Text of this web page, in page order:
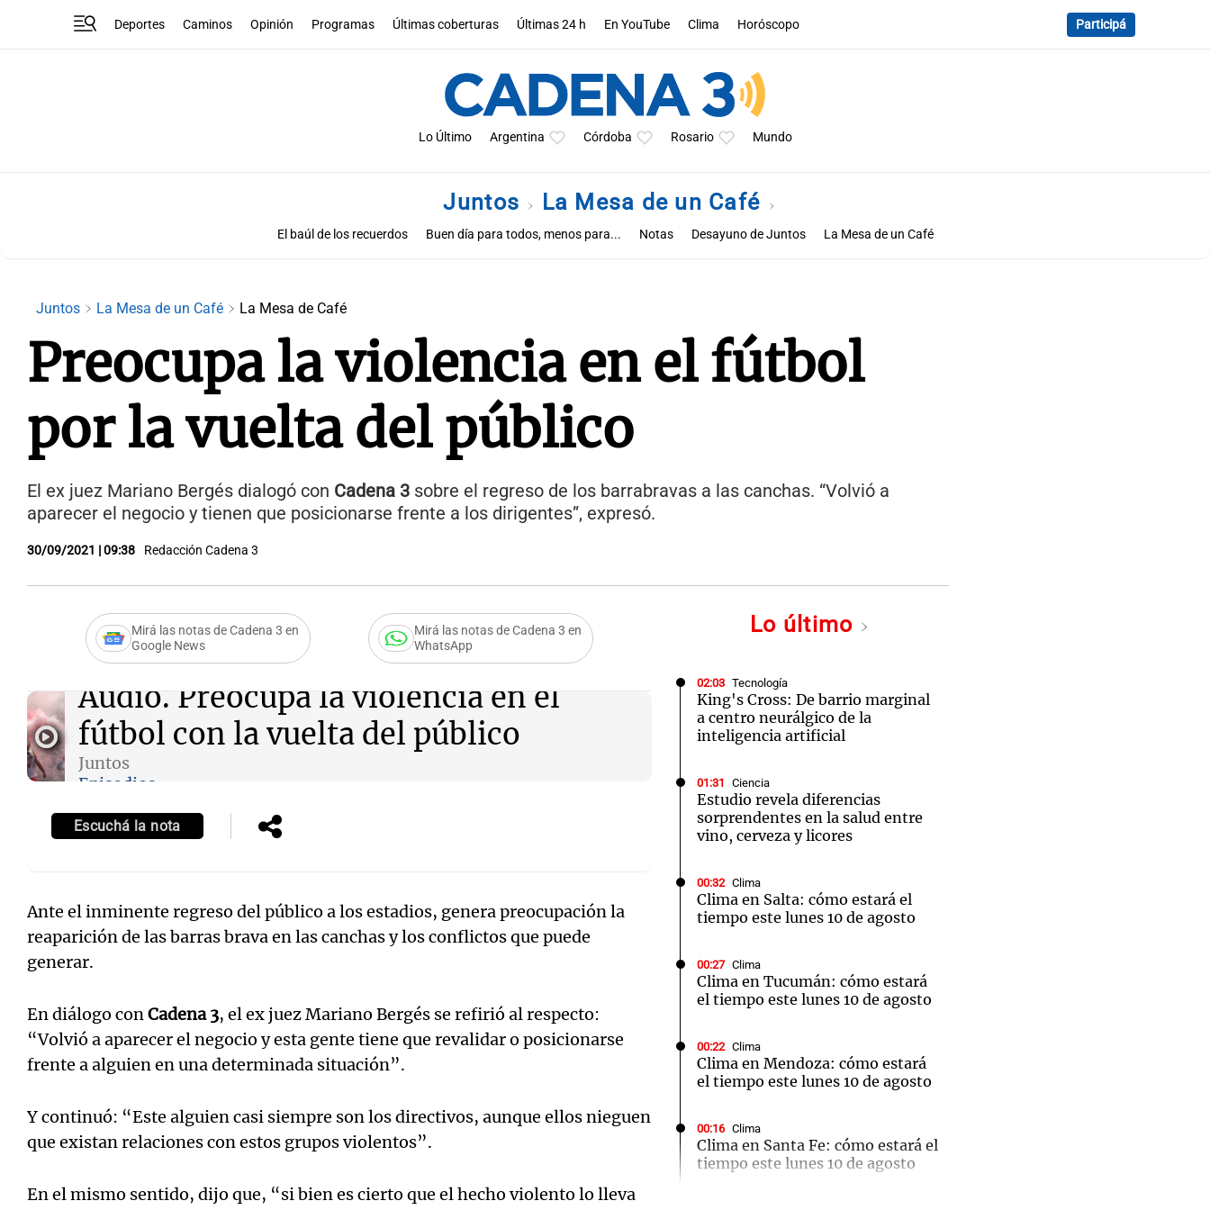
Deportes Caminos Opinión Programas Últimas coberturas Últimas 24 h En YouTube Clima Horóscopo Participá
Lo Último Argentina Córdoba Rosario Mundo
Juntos La Mesa de un Café
El baúl de los recuerdos Buen día para todos, menos para... Notas Desayuno de Juntos La Mesa de un Café
Juntos La Mesa de un Café La Mesa de Café
Preocupa la violencia en el fútbol
por la vuelta del público
El ex juez Mariano Bergés dialogó con Cadena 3 sobre el regreso de los barrabravas a las canchas. “Volvió a
aparecer el negocio y tienen que posicionarse frente a los dirigentes”, expresó.
30/09/2021 | 09:38 Redacción Cadena 3
Mirá las notas de Cadena 3 en
Google News
Mirá las notas de Cadena 3 en
WhatsApp
Audio. Preocupa la violencia en el
fútbol con la vuelta del público
Juntos
Episodios
Escuchá la nota
Ante el inminente regreso del público a los estadios, genera preocupación la
reaparición de las barras brava en las canchas y los conflictos que puede
generar.
En diálogo conCadena 3, el ex juez Mariano Bergés se refirió al respecto:
“Volvió a aparecer el negocio y esta gente tiene que revalidar o posicionarse
frente a alguien en una determinada situación”.
Y continuó: “Este alguien casi siempre son los directivos, aunque ellos nieguen
que existan relaciones con estos grupos violentos”.
En el mismo sentido, dijo que, “si bien es cierto que el hecho violento lo lleva
Lo último
02:03 Tecnología
King's Cross: De barrio marginal
a centro neurálgico de la
inteligencia artificial
01:31 Ciencia
Estudio revela diferencias
sorprendentes en la salud entre
vino, cerveza y licores
00:32 Clima
Clima en Salta: cómo estará el
tiempo este lunes 10 de agosto
00:27 Clima
Clima en Tucumán: cómo estará
el tiempo este lunes 10 de agosto
00:22 Clima
Clima en Mendoza: cómo estará
el tiempo este lunes 10 de agosto
00:16 Clima
Clima en Santa Fe: cómo estará el
tiempo este lunes 10 de agosto
Audio.Boletín
Editorial
Notas Notas Notas
Cadena 3 en Groenlandia